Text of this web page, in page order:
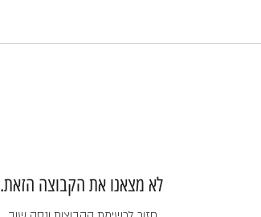
לא מצאנו את הקבוצה הזאת.